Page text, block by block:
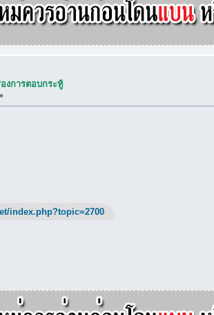
งการตอบกระทู้
index.php?topic=2700